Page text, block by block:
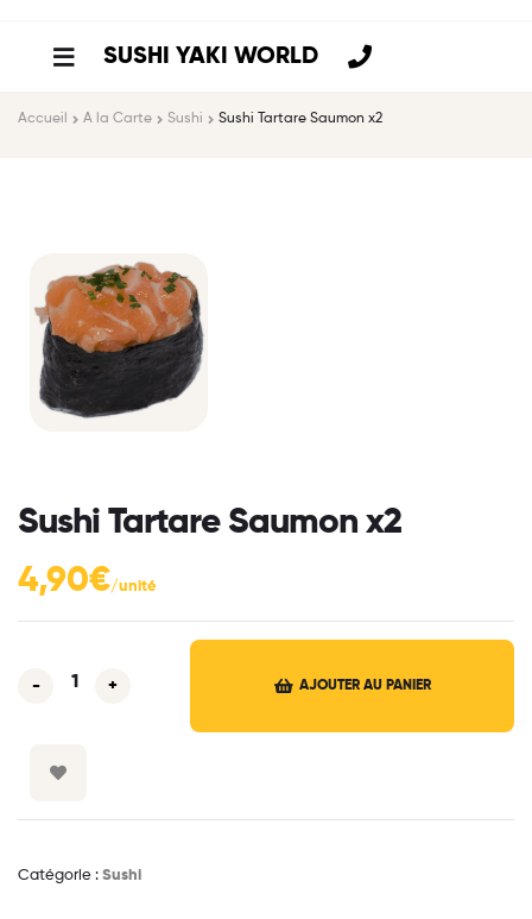
SUSHI YAKI WORLD
Accueil A la Carte Sushi Sushi Tartare Saumon x2
Sushi Tartare Saumon x2
4,90€
- + AJOUTER AU PANIER
Catégorie : Sushi